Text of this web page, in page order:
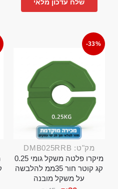
שלח עדכון מלאי
-33%
מק"ט: DMB025RRB
מיקרו פלטה משקל גומי 0.25
קג קוטר חור 35ממ להלבשה
על משקל מובנה